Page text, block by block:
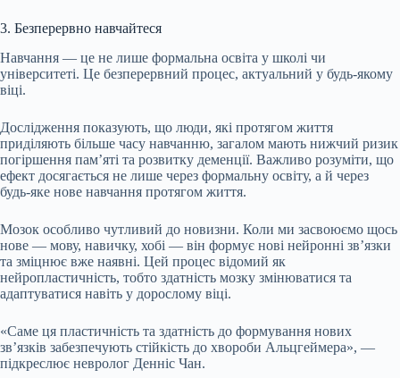
3. Безперервно навчайтеся
Навчання — це не лише формальна освіта у школі чи
університеті. Це безперервний процес, актуальний у будь-якому
віці.
Дослідження показують, що люди, які протягом життя
приділяють більше часу навчанню, загалом мають нижчий ризик
погіршення пам’яті та розвитку деменції. Важливо розуміти, що
ефект досягається не лише через формальну освіту, а й через
будь-яке нове навчання протягом життя.
Мозок особливо чутливий до новизни. Коли ми засвоюємо щось
нове — мову, навичку, хобі — він формує нові нейронні зв’язки
та зміцнює вже наявні. Цей процес відомий як
нейропластичність, тобто здатність мозку змінюватися та
адаптуватися навіть у дорослому віці.
«Саме ця пластичність та здатність до формування нових
зв’язків забезпечують стійкість до хвороби Альцгеймера», —
підкреслює невролог Денніс Чан.